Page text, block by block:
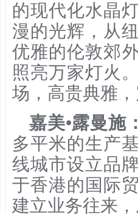
的现代化水晶
漫的光辉，从
优雅的伦敦郊
照亮万家灯火
场，高贵典雅，
嘉美•露曼施：
多平米的生产
线城市设立品
于香港的国际
建立业务往来